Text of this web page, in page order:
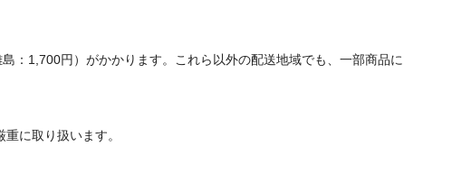
：1,700円）がかかります。これら以外の配送地域でも、一部商品に
に取り扱います。